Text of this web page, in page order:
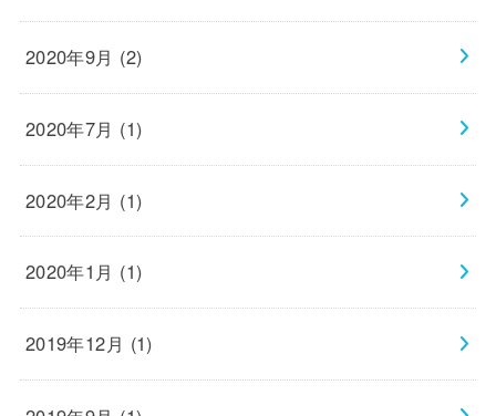
2020年9月 (2)
2020年7月 (1)
2020年2月 (1)
2020年1月 (1)
2019年12月 (1)